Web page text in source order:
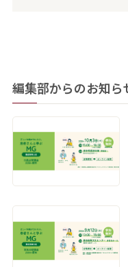
編集部からのお知ら